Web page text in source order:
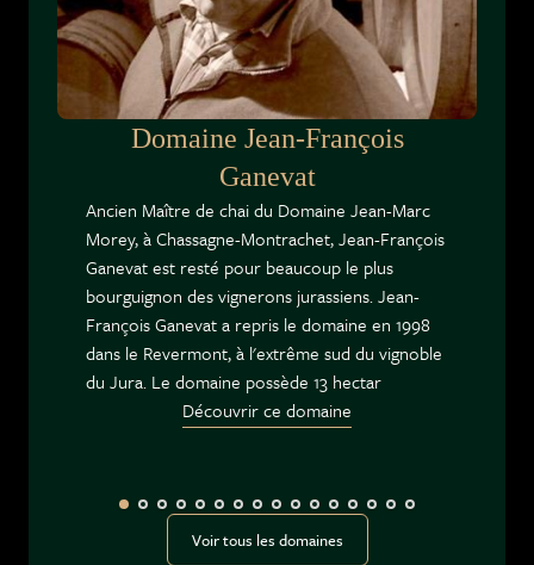
rouge (variété locale de chardonnay). Après le
pressurage suivi d’un léger débourbage une
dose infime de SO₂ est ajoutée puis le vin
fermente avec les levures indigènes et est
élevé en fûts de 400 l pendant 1 an. La mise en
bouteilles est effectuée selon les mêmes
et vineux se révèle concentré et légèrement
réducteur. Gras et salin, il dévoilera sa
complexité sur un poisson grillé ou une
pochouse (recette à base de poissons d’eau
douce).
Domaine Jean-François
Ganevat
Ancien Maître de chai du Domaine Jean-Marc
Morey, à Chassagne-Montrachet, Jean-François
Ganevat est resté pour beaucoup le plus
bourguignon des vignerons jurassiens. Jean-
François Ganevat a repris le domaine en 1998
dans le Revermont, à l'extrême sud du vignoble
du Jura. Le domaine possède 13 hectar
Découvrir ce domaine
Voir tous les domaines